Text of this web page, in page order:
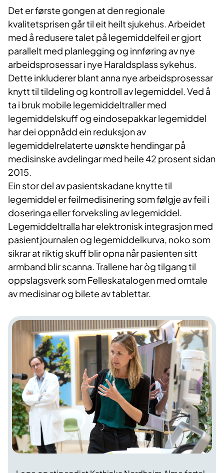
Det er første gongen at den regionale
kvalitetsprisen går til eit heilt sjukehus. Arbeidet
med å redusere talet på legemiddelfeil er gjort
parallelt med planlegging og innføring av nye
arbeidsprosessar i nye Haraldsplass sykehus.
Dette inkluderer blant anna nye arbeidsprosessar
knytt til tildeling og kontroll av legemiddel. Ved å
ta i bruk mobile legemiddeltraller med
legemiddelskuff og eindosepakkar legemiddel
har dei oppnådd ein reduksjon av
legemiddelrelaterte uønskte hendingar på
medisinske avdelingar med heile 42 prosent sidan
2015.
Ein stor del av pasientskadane knytte til
legemiddel er feilmedisinering som følgje av feil i
doseringa eller forveksling av legemiddel.
Legemiddeltralla har elektronisk integrasjon med
pasientjournalen og legemiddelkurva, noko som
sikrar at riktig skuff blir opna når pasienten sitt
armband blir scanna. Trallene har òg tilgang til
oppslagsverk som Felleskatalogen med omtale
av medisinar og bilete av tablettar.